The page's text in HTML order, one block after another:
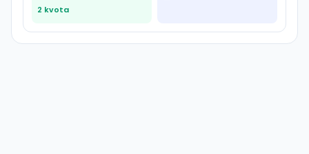
2 kvota